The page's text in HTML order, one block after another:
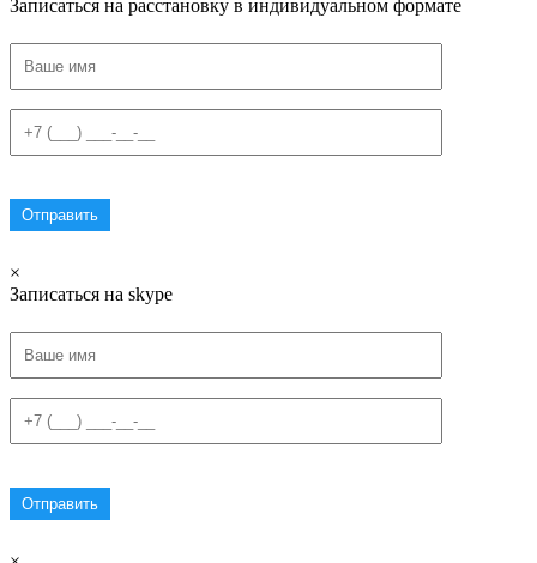
Записаться на расстановку в индивидуальном формате
×
Записаться на skype